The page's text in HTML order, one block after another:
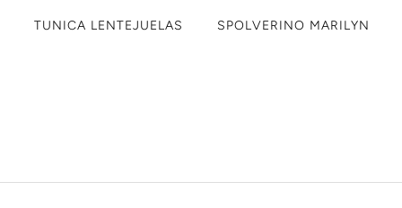
TUNICA LENTEJUELAS SPOLVERINO MARILYN